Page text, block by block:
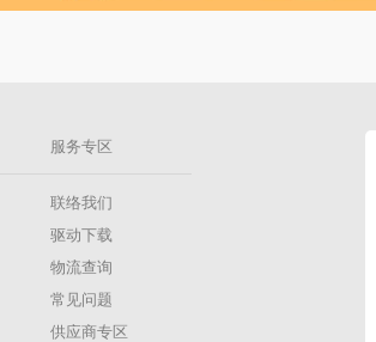
服务专区
联络我们
驱动下载
物流查询
常见问题
供应商专区